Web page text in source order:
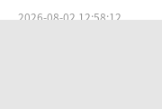
2026-08-02 12:58:12